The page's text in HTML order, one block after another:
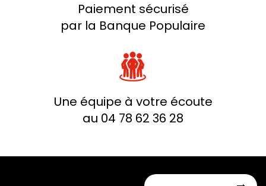
Paiement sécurisé
par la Banque Populaire
Une équipe à votre écoute
au 04 78 62 36 28